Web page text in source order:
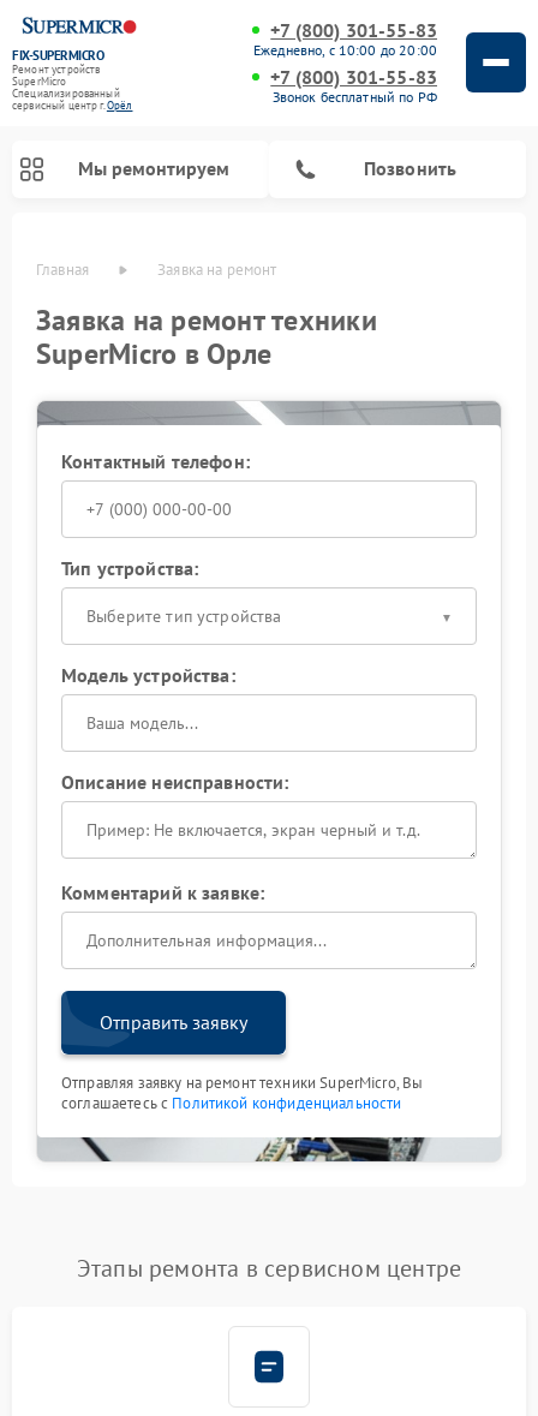
FIX-SUPERMICRO
Ремонт устройств
SuperMicro
Специализированный
cервисный центр г.Орёл
+7 (800) 301-55-83
Ежедневно, с 10:00 до 20:00
+7 (800) 301-55-83
Звонок бесплатный по РФ
Мы ремонтируем Позвонить
Главная Заявка на ремонт
Заявка на ремонт техники
SuperMicro в Орле
Контактный телефон:
Тип устройства:
Выберите тип устройства
Модель устройства:
Описание неисправности:
Комментарий к заявке:
Отправить заявку
Отправляя заявку на ремонт техники SuperMicro, Вы
соглашаетесь с Политикой конфиденциальности
Этапы ремонта в сервисном центре